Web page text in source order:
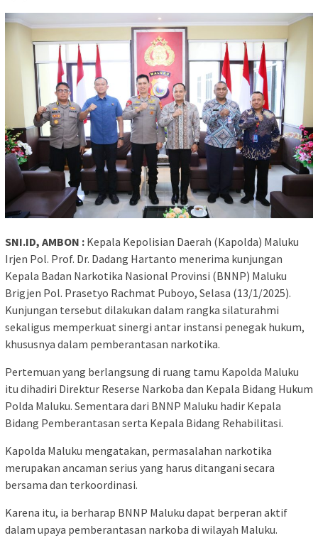
SNI.ID, AMBON : Kepala Kepolisian Daerah (Kapolda) Maluku
Irjen Pol. Prof. Dr. Dadang Hartanto menerima kunjungan
Kepala Badan Narkotika Nasional Provinsi (BNNP) Maluku
Brigjen Pol. Prasetyo Rachmat Puboyo, Selasa (13/1/2025).
Kunjungan tersebut dilakukan dalam rangka silaturahmi
sekaligus memperkuat sinergi antar instansi penegak hukum,
khususnya dalam pemberantasan narkotika.
Pertemuan yang berlangsung di ruang tamu Kapolda Maluku
itu dihadiri Direktur Reserse Narkoba dan Kepala Bidang Hukum
Polda Maluku. Sementara dari BNNP Maluku hadir Kepala
Bidang Pemberantasan serta Kepala Bidang Rehabilitasi.
Kapolda Maluku mengatakan, permasalahan narkotika
merupakan ancaman serius yang harus ditangani secara
bersama dan terkoordinasi.
Karena itu, ia berharap BNNP Maluku dapat berperan aktif
dalam upaya pemberantasan narkoba di wilayah Maluku.